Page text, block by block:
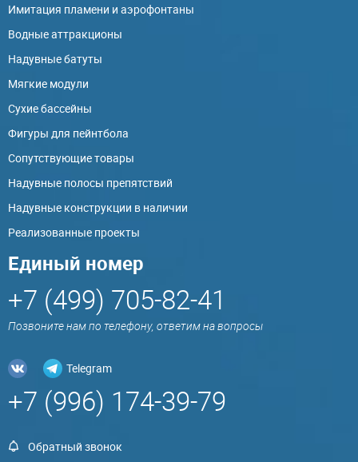
Имитация пламени и аэрофонтаны
Водные аттракционы
Надувные батуты
Мягкие модули
Сухие бассейны
Фигуры для пейнтбола
Сопутствующие товары
Надувные полосы препятствий
Надувные конструкции в наличии
Реализованные проекты
Единый номер
+7 (499) 705-82-41
Позвоните нам по телефону, ответим на вопросы
Telegram
+7 (996) 174-39-79
Обратный звонок